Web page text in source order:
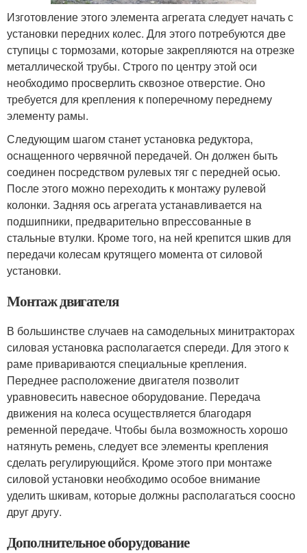
Изготовление этого элемента агрегата следует начать с
установки передних колес. Для этого потребуются две
ступицы с тормозами, которые закрепляются на отрезке
металлической трубы. Строго по центру этой оси
необходимо просверлить сквозное отверстие. Оно
требуется для крепления к поперечному переднему
элементу рамы.
Следующим шагом станет установка редуктора,
оснащенного червячной передачей. Он должен быть
соединен посредством рулевых тяг с передней осью.
После этого можно переходить к монтажу рулевой
колонки. Задняя ось агрегата устанавливается на
подшипники, предварительно впрессованные в
стальные втулки. Кроме того, на ней крепится шкив для
передачи колесам крутящего момента от силовой
установки.
Монтаж двигателя
В большинстве случаев на самодельных минитракторах
силовая установка располагается спереди. Для этого к
раме привариваются специальные крепления.
Переднее расположение двигателя позволит
уравновесить навесное оборудование. Передача
движения на колеса осуществляется благодаря
ременной передаче. Чтобы была возможность хорошо
натянуть ремень, следует все элементы крепления
сделать регулирующийся. Кроме этого при монтаже
силовой установки необходимо особое внимание
уделить шкивам, которые должны располагаться соосно
друг другу.
Дополнительное оборудование